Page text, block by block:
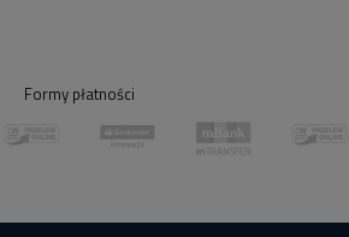
Formy płatności